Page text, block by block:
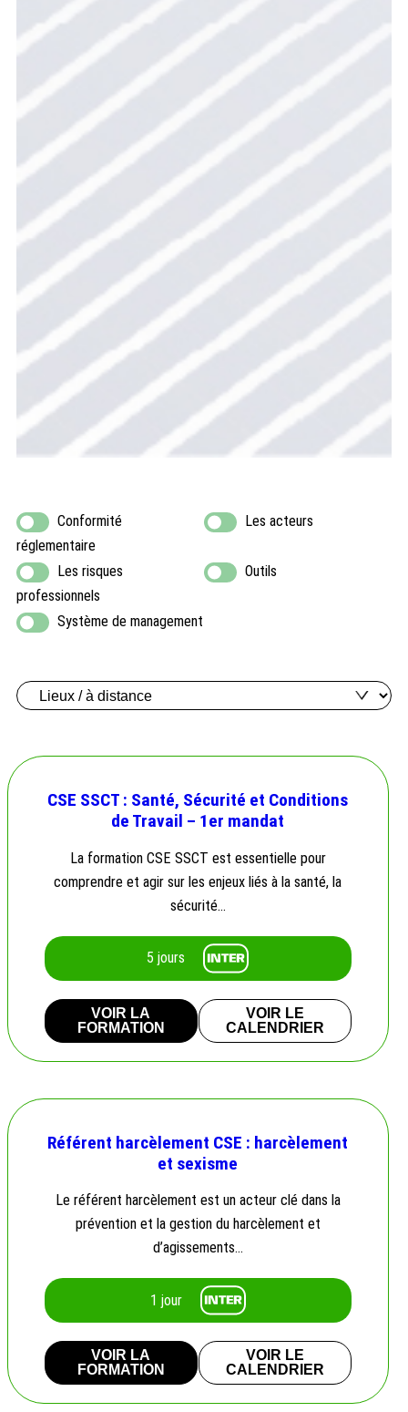
Conformité
réglementaire
Les acteurs
Les risques
professionnels
Outils
Système de management
CSE SSCT : Santé, Sécurité et Conditions
de Travail – 1er mandat
La formation CSE SSCT est essentielle pour
comprendre et agir sur les enjeux liés à la santé, la
sécurité…
5 jours
VOIR LA
FORMATION
VOIR LE
CALENDRIER
Référent harcèlement CSE : harcèlement
et sexisme
Le référent harcèlement est un acteur clé dans la
prévention et la gestion du harcèlement et
d’agissements…
1 jour
VOIR LA
FORMATION
VOIR LE
CALENDRIER